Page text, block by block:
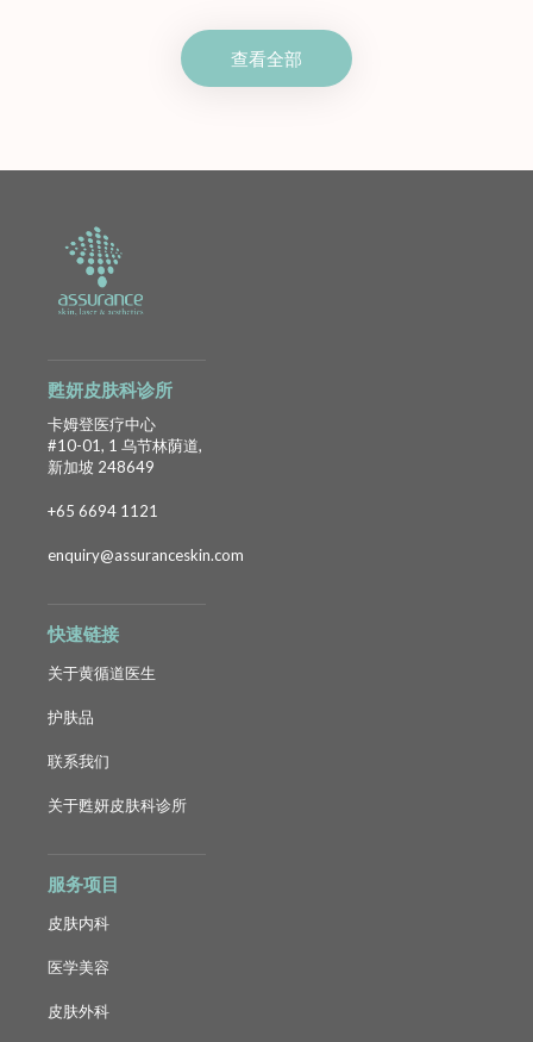
查看全部
甦妍皮肤科诊所
卡姆登医疗中心
#10-01, 1 乌节林荫道,
新加坡 248649
+65 6694 1121
enquiry@assuranceskin.com
快速链接
关于黄循道医生
护肤品
联系我们
关于甦妍皮肤科诊所
服务项目
皮肤内科
医学美容
皮肤外科